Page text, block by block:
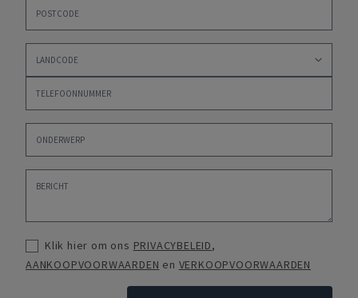
Klik hier om ons PRIVACYBELEID,
AANKOOPVOORWAARDEN en VERKOOPVOORWAARDEN